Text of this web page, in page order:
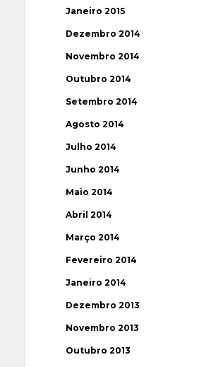
Janeiro 2015
Dezembro 2014
Novembro 2014
Outubro 2014
Setembro 2014
Agosto 2014
Julho 2014
Junho 2014
Maio 2014
Abril 2014
Março 2014
Fevereiro 2014
Janeiro 2014
Dezembro 2013
Novembro 2013
Outubro 2013